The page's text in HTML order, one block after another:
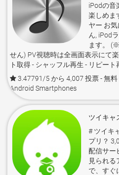
iPodの音
楽しめま
ヤー お
ん, iPod
ます。
せん) PV視聴時は全画面表示にて
ト取得 - シャッフル再生 - リピート
3.47791/5 から 4,007 投票- 無料
Android Smartphones
ツイキャ
# ツイキ
プリ？
配信サー
見られる
で、すぐ